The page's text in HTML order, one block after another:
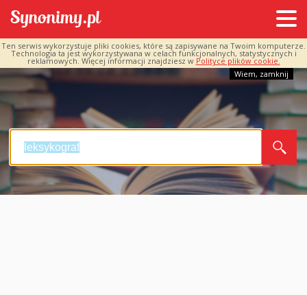
Ten serwis wykorzystuje pliki cookies, które są zapisywane na Twoim komputerze.
Technologia ta jest wykorzystywana w celach funkcjonalnych, statystycznych i
reklamowych. Więcej informacji znajdziesz w Polityce plików cookie.
Wiem, zamknij